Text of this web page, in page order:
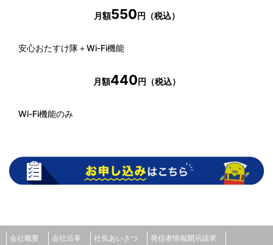
月額550円（税込）
安心おたすけ隊＋Wi-Fi機能
月額440円（税込）
Wi-Fi機能のみ
会社概要 会社沿革 社長あいさつ 発信者情報開示請求